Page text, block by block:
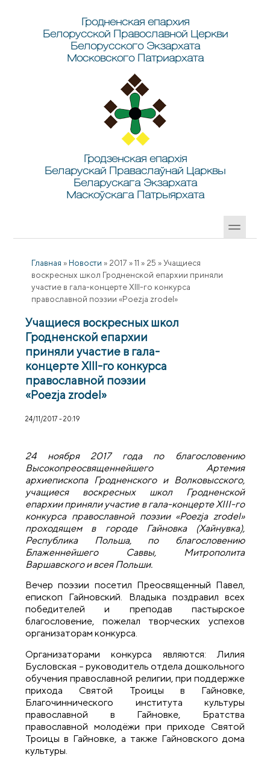
Гродненская епархия
Белорусской Православной Церкви
Белорусского Экзархата
Московского Патриархата
Гродзенская епархія
Беларускай Праваслаўнай Царквы
Беларускага Экзархата
Маскоўскага Патрыярхата
Главная » Новости » 2017 » 11 » 25 » Учащиеся
воскресных школ Гродненской епархии приняли
участие в гала-концерте XIII-го конкурса
православной поэзии «Poezja zrodel»
Учащиеся воскресных школ
Гродненской епархии
приняли участие в гала-
концерте XIII-го конкурса
православной поэзии
«Poezja zrodel»
24/11/2017 - 20:19
24 ноября 2017 года по благословению
Высокопреосвященнейшего Артемия
архиепископа Гродненского и Волковысского,
учащиеся воскресных школ Гродненской
епархии приняли участие в гала-концертеXIII-го
конкурса православной поэзии «Poezja zrodel»
проходящем в городе Гайновка (Хайнувка),
Республика Польша, по благословению
Блаженнейшего Саввы, Митрополита
Варшавского и всея Польши.
Вечер поэзии посетил Преосвященный Павел,
епископ Гайновский. Владыка поздравил всех
победителей и преподав пастырское
благословение, пожелал творческих успехов
организаторам конкурса.
Организаторами конкурса являются: Лилия
Бусловская – руководитель отдела дошкольного
обучения православной религии, при поддержке
прихода Святой Троицы в Гайновке,
Благочиннического института культуры
православной в Гайновке, Братства
православной молодёжи при приходе Святой
Троицы в Гайновке, а также Гайновского дома
культуры.